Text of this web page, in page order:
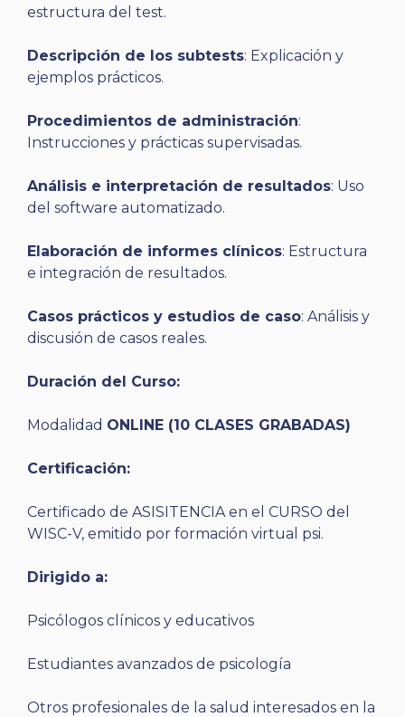
estructura del test.
Descripción de los subtests: Explicación y
ejemplos prácticos.
Procedimientos de administración:
Instrucciones y prácticas supervisadas.
Análisis e interpretación de resultados: Uso
del software automatizado.
Elaboración de informes clínicos: Estructura
e integración de resultados.
Casos prácticos y estudios de caso: Análisis y
discusión de casos reales.
Duración del Curso:
Modalidad ONLINE (10 CLASES GRABADAS)
Certificación:
Certificado de ASISITENCIA en el CURSO del
WISC-V, emitido por formación virtual psi.
Dirigido a:
Psicólogos clínicos y educativos
Estudiantes avanzados de psicología
Otros profesionales de la salud interesados en la